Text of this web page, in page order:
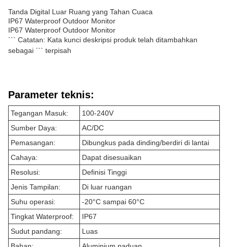
Tanda Digital Luar Ruang yang Tahan Cuaca
IP67 Waterproof Outdoor Monitor
IP67 Waterproof Outdoor Monitor
``` Catatan: Kata kunci deskripsi produk telah ditambahkan
sebagai ``` terpisah
Parameter teknis:
Tegangan Masuk:
100-240V
Sumber Daya:
AC/DC
Pemasangan:
Dibungkus pada dinding/berdiri di lantai
Cahaya:
Dapat disesuaikan
Resolusi:
Definisi Tinggi
Jenis Tampilan:
Di luar ruangan
Suhu operasi:
-20°C sampai 60°C
Tingkat Waterproof:
IP67
Sudut pandang:
Luas